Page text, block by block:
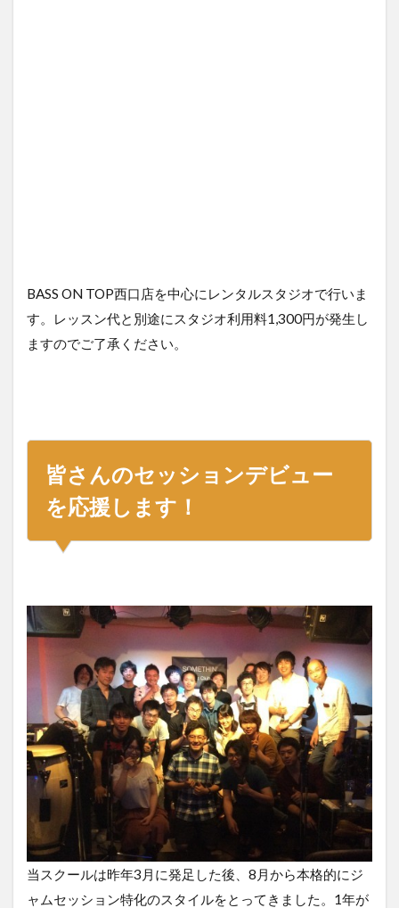
BASS ON TOP西口店を中心にレンタルスタジオで行いま
す。レッスン代と別途にスタジオ利用料1,300円が発生し
ますのでご了承ください。
皆さんのセッションデビュー
を応援します！
当スクールは昨年3月に発足した後、8月から本格的にジ
ャムセッション特化のスタイルをとってきました。1年が